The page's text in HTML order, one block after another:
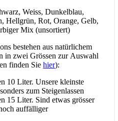
Weiss, Dunkelblau,
Hellgrün, Rot, Orange, Gelb,
Mix (unsortiert)
bestehen aus natürlichem
in zwei Grössen zur Auswahl
finden Sie hier):
10 Liter. Unsere kleinste
zum Steigenlassen
15 Liter. Sind etwas grösser
auffälliger